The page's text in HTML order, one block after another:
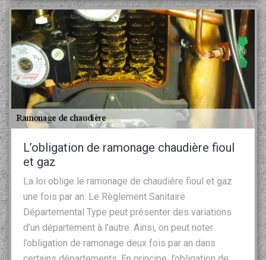
L’obligation de ramonage chaudière fioul
et gaz
La loi oblige le ramonage de chaudière fioul et gaz
une fois par an. Le Règlement Sanitaire
Départemental Type peut présenter des variations
d’un département à l’autre. Ainsi, on peut noter
l’obligation de ramonage deux fois par an dans